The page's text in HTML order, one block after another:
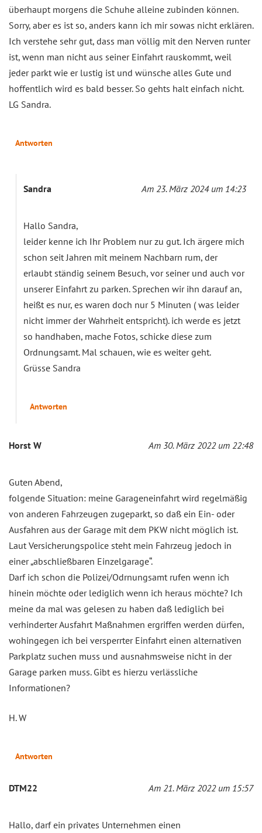
überhaupt morgens die Schuhe alleine zubinden können.
Sorry, aber es ist so, anders kann ich mir sowas nicht erklären.
Ich verstehe sehr gut, dass man völlig mit den Nerven runter
ist, wenn man nicht aus seiner Einfahrt rauskommt, weil
jeder parkt wie er lustig ist und wünsche alles Gute und
hoffentlich wird es bald besser. So gehts halt einfach nicht.
LG Sandra.
Antworten
Sandra Am 23. März 2024 um 14:23
Hallo Sandra,
leider kenne ich Ihr Problem nur zu gut. Ich ärgere mich
schon seit Jahren mit meinem Nachbarn rum, der
erlaubt ständig seinem Besuch, vor seiner und auch vor
unserer Einfahrt zu parken. Sprechen wir ihn darauf an,
heißt es nur, es waren doch nur 5 Minuten ( was leider
nicht immer der Wahrheit entspricht). ich werde es jetzt
so handhaben, mache Fotos, schicke diese zum
Ordnungsamt. Mal schauen, wie es weiter geht.
Grüsse Sandra
Antworten
Horst W Am 30. März 2022 um 22:48
Guten Abend,
folgende Situation: meine Garageneinfahrt wird regelmäßig
von anderen Fahrzeugen zugeparkt, so daß ein Ein- oder
Ausfahren aus der Garage mit dem PKW nicht möglich ist.
Laut Versicherungspolice steht mein Fahrzeug jedoch in
einer „abschließbaren Einzelgarage“.
Darf ich schon die Polizei/Odrnungsamt rufen wenn ich
hinein möchte oder lediglich wenn ich heraus möchte? Ich
meine da mal was gelesen zu haben daß lediglich bei
verhinderter Ausfahrt Maßnahmen ergriffen werden dürfen,
wohingegen ich bei versperrter Einfahrt einen alternativen
Parkplatz suchen muss und ausnahmsweise nicht in der
Garage parken muss. Gibt es hierzu verlässliche
Informationen?
H. W
Antworten
DTM22 Am 21. März 2022 um 15:57
Hallo, darf ein privates Unternehmen einen